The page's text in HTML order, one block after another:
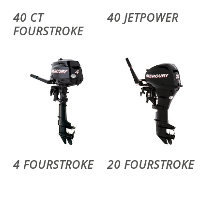
40 CT
FOURSTROKE
40 JETPOWER
4 FOURSTROKE 20 FOURSTROKE